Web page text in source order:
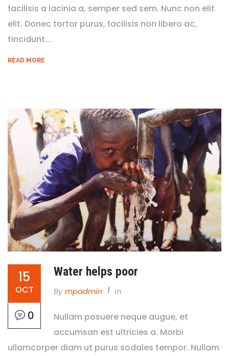
facilisis a lacinia a, semper sed sem. Nunc non elit
elit. Donec tortor purus, facilisis non libero ac,
tincidunt...
READ MORE
15
OCT
0
Water helps poor
By Mpadmin In
Nullam posuere neque augue, et
accumsan est ultricies a. Morbi
ullamcorper diam ut purus sodales tempor. Nullam